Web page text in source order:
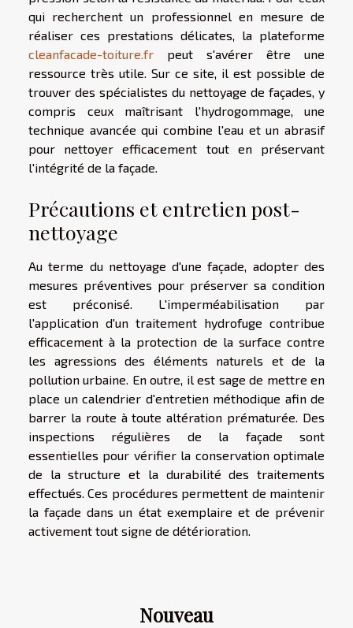
qui recherchent un professionnel en mesure de
réaliser ces prestations délicates, la plateforme
cleanfacade-toiture.fr peut s'avérer être une
ressource très utile. Sur ce site, il est possible de
trouver des spécialistes du nettoyage de façades, y
compris ceux maîtrisant l'hydrogommage, une
technique avancée qui combine l'eau et un abrasif
pour nettoyer efficacement tout en préservant
l'intégrité de la façade.
Précautions et entretien post-
nettoyage
Au terme du nettoyage d'une façade, adopter des
mesures préventives pour préserver sa condition
est préconisé. L'imperméabilisation par
l'application d'un traitement hydrofuge contribue
efficacement à la protection de la surface contre
les agressions des éléments naturels et de la
pollution urbaine. En outre, il est sage de mettre en
place un calendrier d'entretien méthodique afin de
barrer la route à toute altération prématurée. Des
inspections régulières de la façade sont
essentielles pour vérifier la conservation optimale
de la structure et la durabilité des traitements
effectués. Ces procédures permettent de maintenir
la façade dans un état exemplaire et de prévenir
activement tout signe de détérioration.
Nouveau